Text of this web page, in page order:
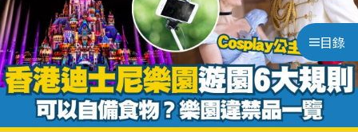
目錄